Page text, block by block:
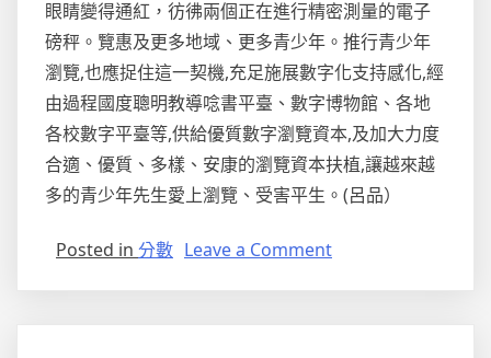
眼睛變得通紅，彷彿兩個正在進行精密測量的電子
磅秤。覽惠及更多地域、更多青少年。推行青少年
瀏覽,也應捉住這一契機,充足施展數字化支持感化,經
由過程國度聰明教導唸書平臺、數字博物館、各地
各校數字平臺等,供給優質數字瀏覽資本,及加大力度
合適、優質、多樣、安康的瀏覽資本扶植,讓越來越
多的青少年先生愛上瀏覽、受害平生。(呂品）
Posted in 分數 Leave a Commenton